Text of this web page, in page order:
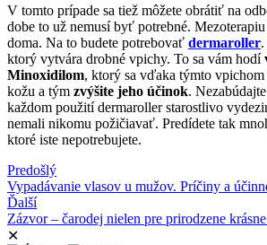
V tomto prípade sa tiež môžete obrátiť na
dobe to už nemusí byť potrebné.
doma. Na to budete potrebovať dermaroller
ktorý vytvára drobné vpichy. To sa vám hodí
Minoxidilom, ktorý sa vďaka týmto vpichom
kožu a tým zvýšite jeho účinok.
každom použití dermaroller starostlivo
nemali nikomu požičiavať. Predídete tak
ktoré iste nepotrebujete.
Predošlý
Vypadávanie vlasov u mužov. Príčiny a
Ďalší
Zázvor – čarodej nielen pre prirodzene
✕